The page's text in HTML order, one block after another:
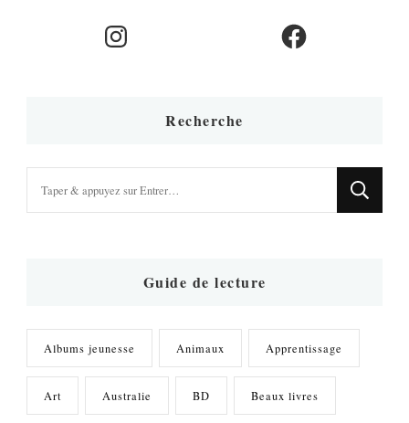
Instagram Facebook
Recherche
Guide de lecture
Albums jeunesse Animaux Apprentissage
Art Australie BD Beaux livres